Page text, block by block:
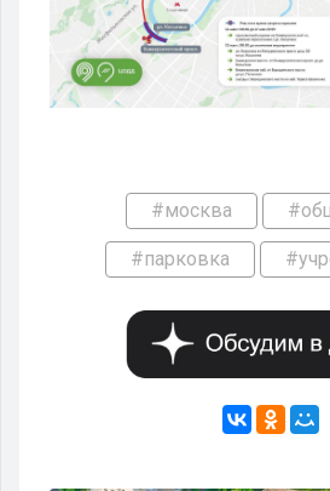
#москва
#парковка